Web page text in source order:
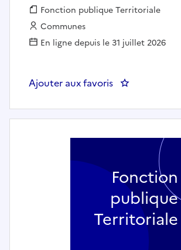
Fonction publique :
Fonction publique Territoriale
Employeur :
Communes
En ligne depuis le 31 juillet 2026
Ajouter aux favoris : Secrétaire
Fonction
publique
Territoriale